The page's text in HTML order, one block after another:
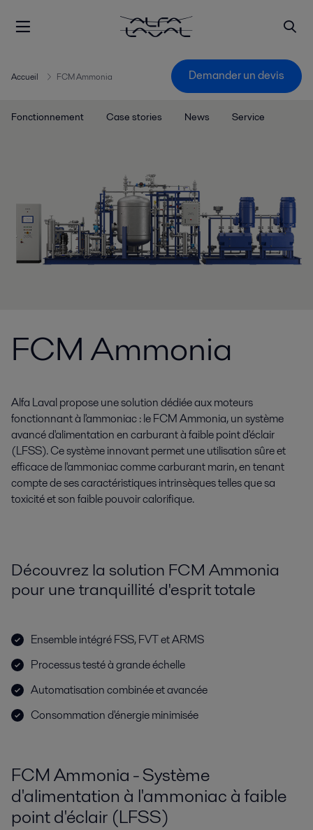
Accueil FCM Ammonia Demander un devis
Fonctionnement Case stories News Service
FCM Ammonia
Alfa Laval propose une solution dédiée aux moteurs
fonctionnant à l'ammoniac : le FCM Ammonia, un système
avancé d'alimentation en carburant à faible point d'éclair
(LFSS). Ce système innovant permet une utilisation sûre et
efficace de l'ammoniac comme carburant marin, en tenant
compte de ses caractéristiques intrinsèques telles que sa
toxicité et son faible pouvoir calorifique.
Découvrez la solution FCM Ammonia
pour une tranquillité d'esprit totale
Ensemble intégré FSS, FVT et ARMS
Processus testé à grande échelle
Automatisation combinée et avancée
Consommation d'énergie minimisée
FCM Ammonia - Système
d'alimentation à l'ammoniac à faible
point d'éclair (LFSS)